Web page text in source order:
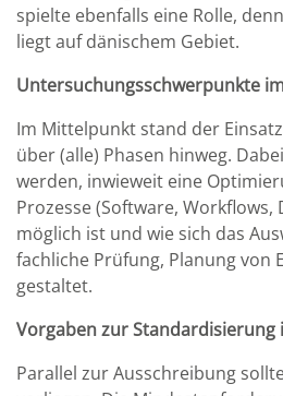
spielte ebenfalls eine Rolle,
liegt auf dänischem Gebiet.
Untersuchungsschwerpunkte
Im Mittelpunkt stand der
über (alle) Phasen hinweg.
werden, inwieweit eine
Prozesse (Software, Workflows,
möglich ist und wie sich das
fachliche Prüfung, Planung von
gestaltet.
Vorgaben zur Standardisierung
Parallel zur Ausschreibung